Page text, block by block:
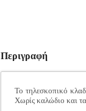
Περιγραφή
Το τηλεσκοπικό
Χωρίς καλώδιο και